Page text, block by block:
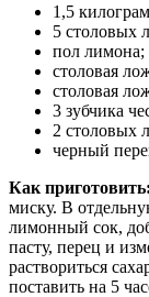
1,5
5 столовых
пол лимона;
столовая
столовая
3 зубчика
2 столовых
черный
Как приготовить:
миску. В
лимонный сок,
пасту, перец и
раствориться
поставить на 5